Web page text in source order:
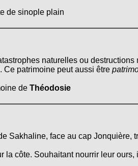
de sinople plain
naturelles ou
Ce patrimoine peut aussi être
de Théodosie
Sakhaline, face au cap
la côte. Souhaitant nourrir leur